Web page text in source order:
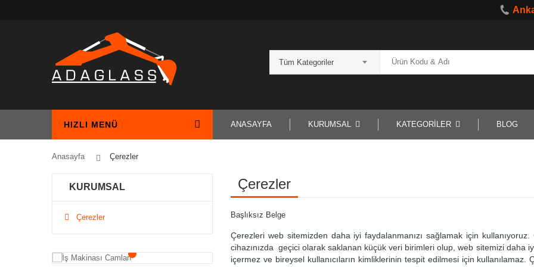
Tüm Kategoriler
HIZLI MENÜ ANASAYFA KURUMSAL KATEGORİLER BLOG
Anasayfa Çerezler
KURUMSAL
Çerezler
Çerezler
Başlıksız Belge
Çerezleri web sitemizden daha iyi faydalanmanızı sağlamak için kullanıyoruz.
cihazınızda geçici olarak saklanan küçük veri birimleri olup, web sitemizi daha
içermez ve bireysel kullanıcıların kimliklerinin tespit edilmesi için